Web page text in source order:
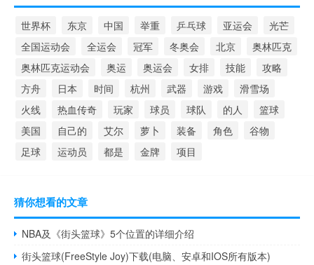
世界杯 东京 中国 举重 乒乓球 亚运会
光芒
全国运动会
全运会 冠军 冬奥会 北京
奥林匹克
奥林匹克运动会
奥运 奥运会 女排 技能
攻略
方舟
日本 时间 杭州 武器 游戏
滑雪场
火线
热血传奇 玩家 球员 球队 的人
篮球
美国
自己的 艾尔 萝卜 装备 角色
谷物
足球
运动员 都是 金牌 项目
猜你想看的文章
NBA及《街头篮球》5个位置的详细介绍
街头篮球(FreeStyle Joy)下载(电脑、安卓和IOS所有版本)